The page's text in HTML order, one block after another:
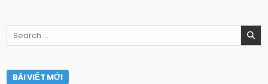
Search
for:
BÀI VIẾT MỚI